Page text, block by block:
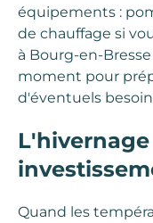
équipements :
de chauffage si
à Bourg-en-
moment pour
d'éventuels
Quand les